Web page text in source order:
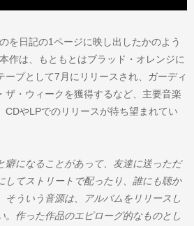
を日記の1ページに映し出したかのよう
作は、もともとはブラッド・オレンジに
ープとして7月にリリースされ、ガーディ
ザ・ウィークを獲得するなど、主要音楽
CDやLPでのリリースが待ち望まれてい
癖になることがあって、友達に送っただ
してストリートで配ったり、誰にも聴か
そういう音源は、アルバムをリリースし
。作った作品のエピローグ的なものとし